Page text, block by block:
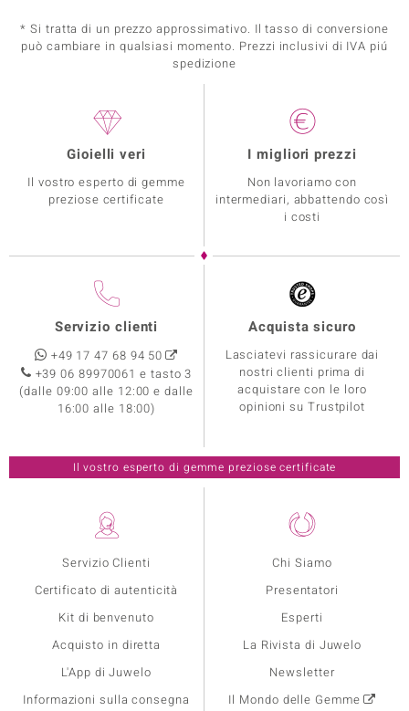
* Si tratta di un prezzo approssimativo. Il tasso di conversione
può cambiare in qualsiasi momento. Prezzi inclusivi di IVA piú
spedizione
Servizio Clienti
Certificato di autenticità
Kit di benvenuto
Acquisto in diretta
L'App di Juwelo
Informazioni sulla consegna
Chi Siamo
Presentatori
Esperti
La Rivista di Juwelo
Newsletter
Il Mondo delle Gemme
Gioielli veri
Il vostro esperto di gemme
preziose certificate
I migliori prezzi
Non lavoriamo con
intermediari, abbattendo così
i costi
Servizio clienti
+49 17 47 68 94 50
+39 06 89970061 e tasto 3
(dalle 09:00 alle 12:00 e dalle
16:00 alle 18:00)
Acquista sicuro
Lasciatevi rassicurare dai
nostri clienti prima di
acquistare con le loro
opinioni su Trustpilot
Il vostro esperto di gemme preziose certificate